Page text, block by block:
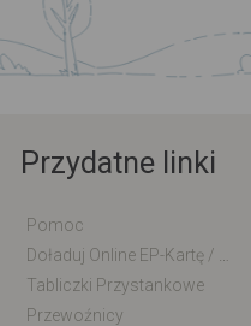
Przydatne linki
Pomoc
Tabliczki Przystankowe
Przewoźnicy